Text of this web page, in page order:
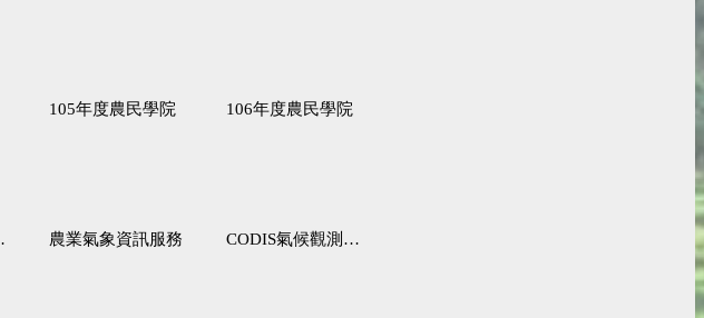
105年度農民學院 106年度農民學院
農業氣象資訊服務 CODIS氣候觀測資料查詢服務